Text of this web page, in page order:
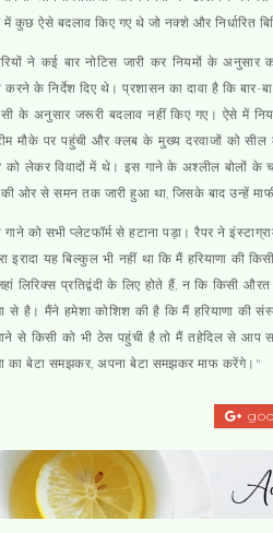
में कुछ ऐसे बदलाव किए गए थे जो नक्शे और निर्धारित
ने कई बार नोटिस जारी कर नियमों के
के निर्देश दिए थे। प्रशासन का दावा है कि बार-
के अनुसार जरूरी बदलाव नहीं किए गए। ऐसे में
मौके पर पहुंची और क्लब के मुख्य दरवाजों को
को लेकर विवादों में थे। इस गाने के अश्लील बोलों
ओर से समन तक जारी हुआ था, जिसके बाद उन्हें माफी
गाने को सभी प्लेटफॉर्म से हटाना पड़ा। रैपर ने
इरादा यह बिल्कुल भी नहीं था कि मैं हरियाणा की
लिरिक्स प्रतिद्वंदी के लिए होते हैं, न कि किसी
से है। मैंने हमेशा कोशिश की है कि मैं हरियाणा
से किसी को भी ठेस पहुंची है तो मैं तहेदिल से आप
का बेटा समझकर, अपना बेटा समझकर माफ करेंगे।"